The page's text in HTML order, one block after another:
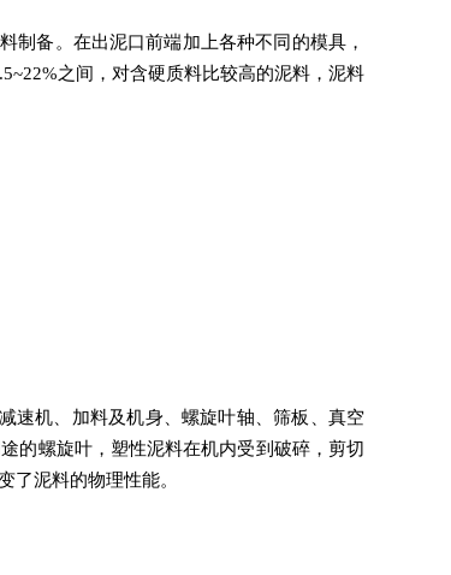
制备。在出泥口前端加上各种不同的模具，
之间，对含硬质料比较高的泥料，泥料
速机、加料及机身、螺旋叶轴、筛板、真空
的螺旋叶，塑性泥料在机内受到破碎，剪切
了泥料的物理性能。